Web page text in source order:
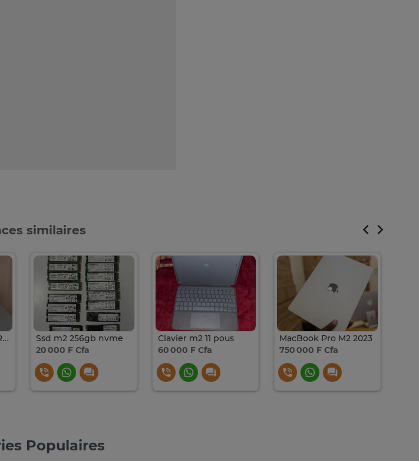
similaires
MICRO CRAVATE LARK M2
Ssd m2 256gb nvme
20 000 F Cfa
Clavier m2 11 pous
60 000 F Cfa
MacBook Pro M2 2023
750 000 F Cfa
Populaires